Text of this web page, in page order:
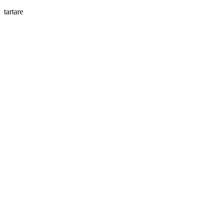
tartare